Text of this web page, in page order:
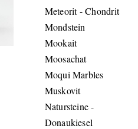
Meteorit - Chondrit
Mondstein
Mookait
Moosachat
Moqui Marbles
Muskovit
Natursteine -
Donaukiesel